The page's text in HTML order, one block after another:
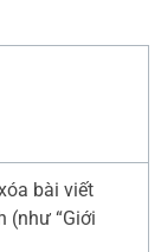
bài viết
(như “Giới